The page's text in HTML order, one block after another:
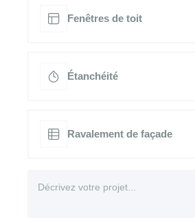
Fenêtres de toit
Étanchéité
Ravalement de façade